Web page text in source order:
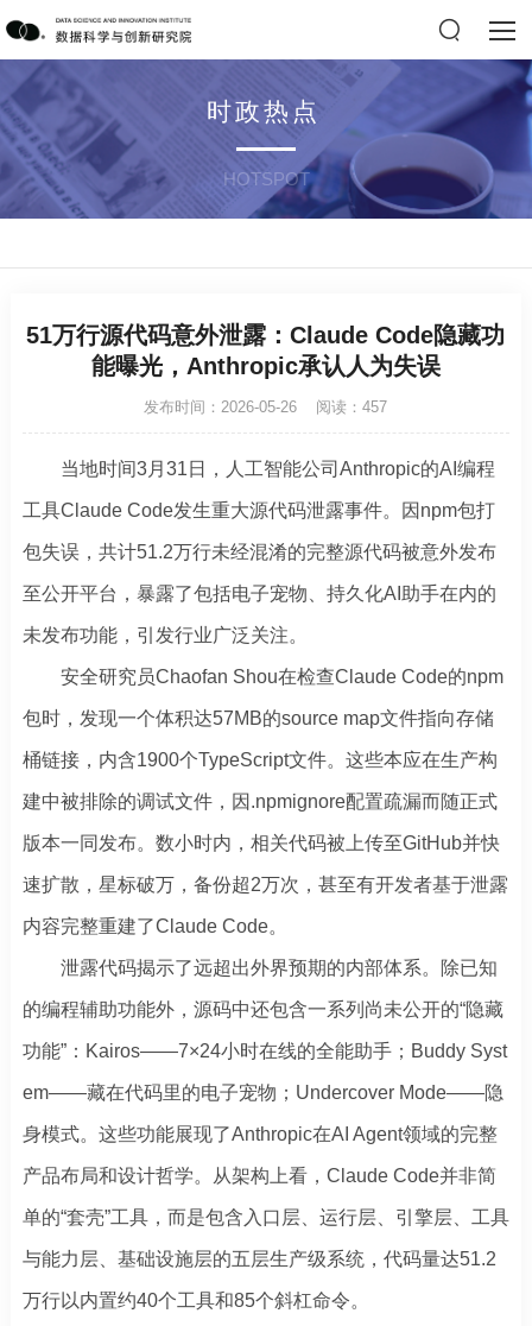
时政热点
HOTSPOT
51万行源代码意外泄露：Claude Code隐藏功
能曝光，Anthropic承认人为失误
发布时间：2026-05-26 阅读：457
当地时间3月31日，人工智能公司Anthropic的AI编程
工具Claude Code发生重大源代码泄露事件。因npm包打
包失误，共计51.2万行未经混淆的完整源代码被意外发布
至公开平台，暴露了包括电子宠物、持久化AI助手在内的
未发布功能，引发行业广泛关注。
安全研究员Chaofan Shou在检查Claude Code的npm
包时，发现一个体积达57MB的source map文件指向存储
桶链接，内含1900个TypeScript文件。这些本应在生产构
建中被排除的调试文件，因.npmignore配置疏漏而随正式
版本一同发布。数小时内，相关代码被上传至GitHub并快
速扩散，星标破万，备份超2万次，甚至有开发者基于泄露
内容完整重建了Claude Code。
泄露代码揭示了远超出外界预期的内部体系。除已知
的编程辅助功能外，源码中还包含一系列尚未公开的“隐藏
功能”：Kairos——7×24小时在线的全能助手；Buddy Syst
em——藏在代码里的电子宠物；Undercover Mode——隐
身模式。这些功能展现了Anthropic在AI Agent领域的完整
产品布局和设计哲学。从架构上看，Claude Code并非简
单的“套壳”工具，而是包含入口层、运行层、引擎层、工具
与能力层、基础设施层的五层生产级系统，代码量达51.2
万行以内置约40个工具和85个斜杠命令。